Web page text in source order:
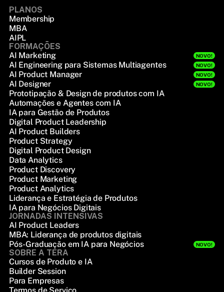
PLANOS
Membership
MBA
AIPL
FORMAÇÕES
AI Marketing
NOVO!
AI Engineering para Sistemas Multiagentes NOVO!
AI Product Manager NOVO!
AI Designer NOVO!
Prototipação & Design de produtos com IA
Automações e Agentes com IA
IA para Gestão de Produtos
Digital Product Leadership
AI Product Builders
Product Strategy
Digital Product Design
Data Analytics
Product Discovery
Product Marketing
Product Analytics
Liderança e Estratégia de Produtos
IA para Negócios Digitais
JORNADAS INTENSIVAS
AI Product Leaders
MBA: Liderança de produtos digitais
Pós-Graduação em IA para Negócios
NOVO!
SOBRE A TERA
Cursos de Produto e IA
Builder Session
Para Empresas